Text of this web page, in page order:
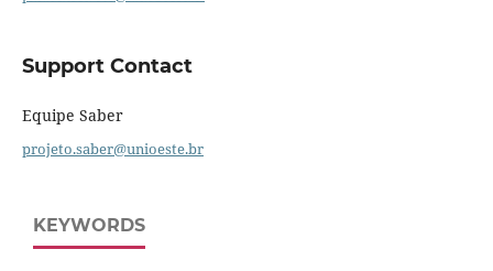
Support Contact
Equipe Saber
projeto.saber@unioeste.br
KEYWORDS